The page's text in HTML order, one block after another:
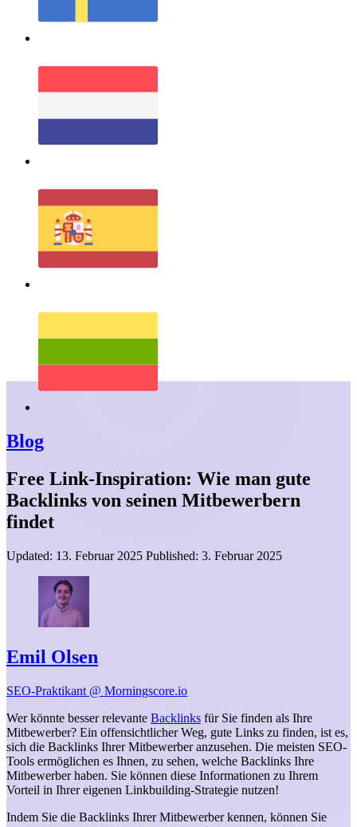
Blog
Free Link-Inspiration: Wie man gute
Backlinks von seinen Mitbewerbern
findet
Updated: 13. Februar 2025 Published: 3. Februar 2025
Emil Olsen
SEO-Praktikant @ Morningscore.io
Wer könnte besser relevante Backlinks für Sie finden als Ihre
Mitbewerber? Ein offensichtlicher Weg, gute Links zu finden, ist es,
sich die Backlinks Ihrer Mitbewerber anzusehen. Die meisten SEO-
Tools ermöglichen es Ihnen, zu sehen, welche Backlinks Ihre
Mitbewerber haben. Sie können diese Informationen zu Ihrem
Vorteil in Ihrer eigenen Linkbuilding-Strategie nutzen!
Indem Sie die Backlinks Ihrer Mitbewerber kennen, können Sie